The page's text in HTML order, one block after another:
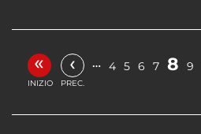
«
INIZIO
‹
PREC.
… 4 5 6 7 8 9